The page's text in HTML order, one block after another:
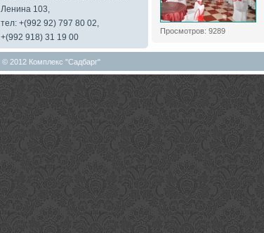
Просмотров: 9289
Ленина 103,
тел: +(992 92) 797 80 02,
+(992 918) 31 19 00
© 2012 Комплекс "Садбарг"